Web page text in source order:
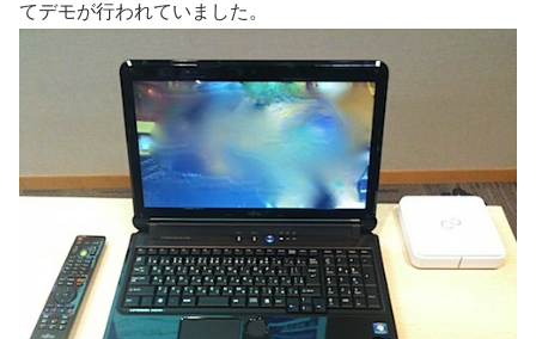
てデモが行われていました。